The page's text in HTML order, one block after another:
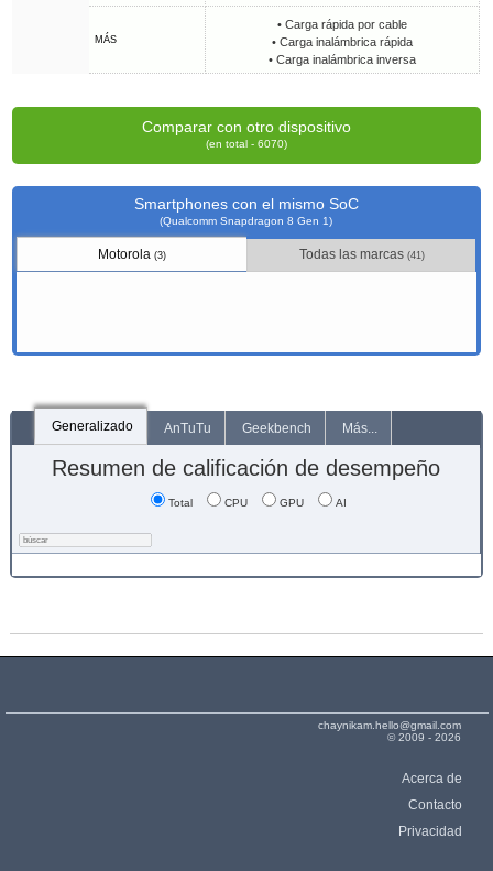
MÁS
• Carga rápida por cable
• Carga inalámbrica rápida
• Carga inalámbrica inversa
Comparar con otro dispositivo
(en total - 6070)
Smartphones con el mismo SoC
(Qualcomm Snapdragon 8 Gen 1)
Motorola(3) Todas las marcas (41)
Generalizado AnTuTu Geekbench Más...
Resumen de calificación de desempeño
Total CPU GPU AI
chaynikam.hello@gmail.com
© 2009 - 2026
Acerca de
Contacto
Privacidad